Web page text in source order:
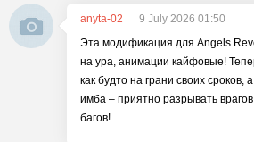
anyta-02
9 July 2026 01:50
Эта модификация для Angels
на ура, анимации кайфовые!
как будто на грани своих сроков,
имба – приятно разрывать
багов!